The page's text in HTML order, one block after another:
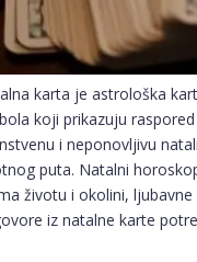
karta je astrološka
koji prikazuju
i neponovljivu
puta. Natalni
životu i okolini,
iz natalne karte